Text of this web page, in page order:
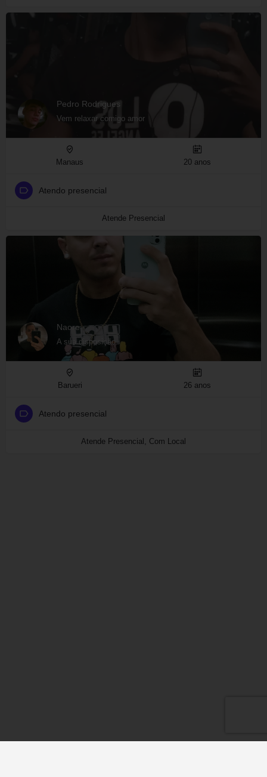
Pedro Rodrigues
Vem relaxar comigo amor
Manaus 20 anos
Atendo presencial
Atende Presencial
Naore
A sua disposição
Barueri 26 anos
Atendo presencial
Atende Presencial, Com Local